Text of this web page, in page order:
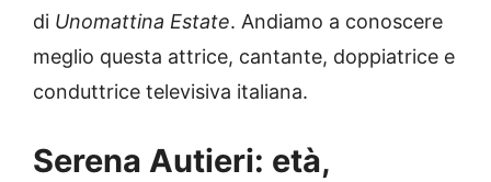
di Unomattina Estate. Andiamo a conoscere
meglio questa attrice, cantante, doppiatrice e
conduttrice televisiva italiana.
Serena Autieri: età,